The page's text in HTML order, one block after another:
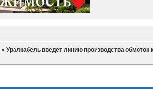
»Уралкабель введет линию производства обмоток